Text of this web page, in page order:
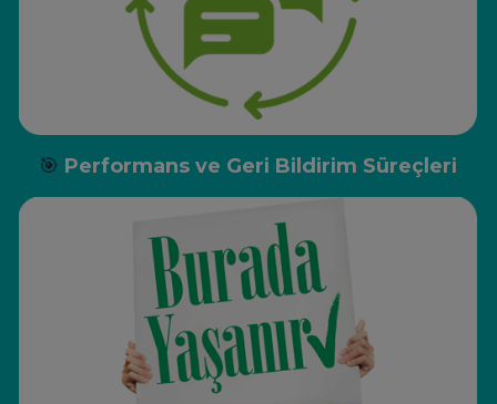
🎯 Performans ve Geri Bildirim Süreçleri